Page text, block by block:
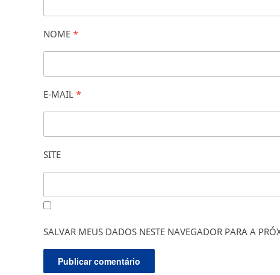
NOME *
E-MAIL *
SITE
SALVAR MEUS DADOS NESTE NAVEGADOR PARA A